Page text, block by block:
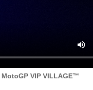
MotoGP VIP VILLAGE™